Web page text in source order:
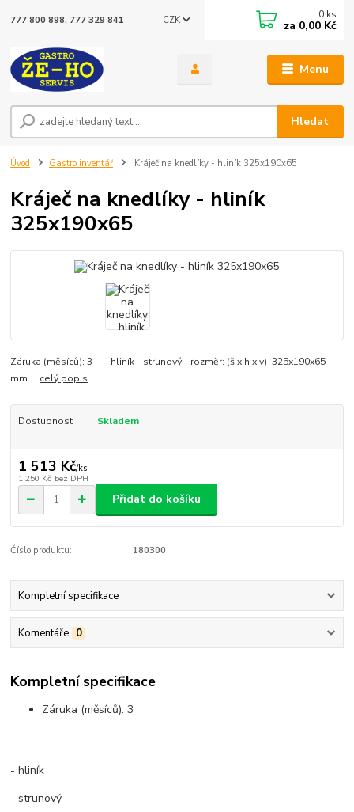
Menu
CZK
Hledat
777 800 898, 777 329 841 0 ks
za 0,00 Kč
Úvod Gastro inventář Kráječ na knedlíky - hliník 325x190x65
Kráječ na knedlíky - hliník
325x190x65
Záruka (měsíců): 3 - hliník - strunový - rozměr: (š x h x v) 325x190x65
mm celý popis
Dostupnost Skladem
1 513 Kč/ks
1 250 Kč bez DPH
Přidat do košíku
Číslo produktu: 180300
Kompletní specifikace
Komentáře 0
Kompletní specifikace
Záruka (měsíců): 3
- hliník
- strunový